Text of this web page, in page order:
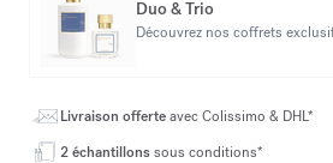
Duo & Trio
Découvrez nos coffrets
Livraison offerteavec Colissimo & DHL*
2 échantillonssous conditions*